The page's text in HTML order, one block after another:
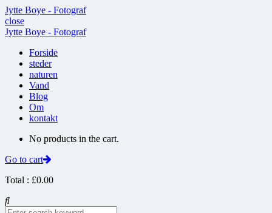
Jytte Boye - Fotograf
close
Jytte Boye - Fotograf
Forside
steder
naturen
Vand
Blog
Om
kontakt
No products in the cart.
Go to cart
Total : £0.00